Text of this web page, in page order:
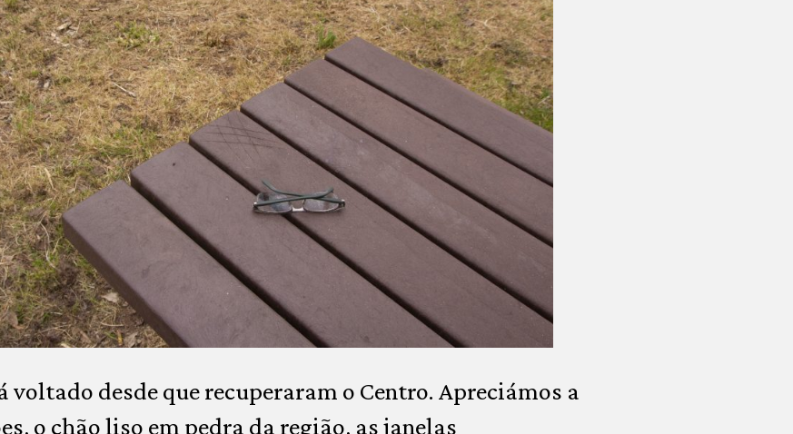
desde que recuperaram o Centro. Apreciámos a
o chão liso em pedra da região, as janelas